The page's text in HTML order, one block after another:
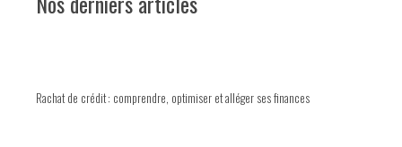
Rachat de crédit : comprendre, optimiser et alléger ses finances